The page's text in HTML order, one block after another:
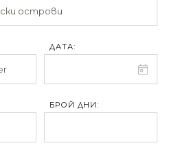
ДАТА:
БРОЙ ДНИ: